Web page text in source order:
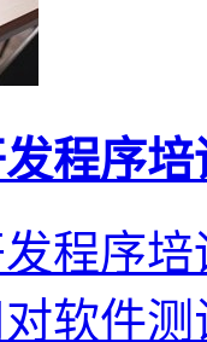
程序
程序
软件